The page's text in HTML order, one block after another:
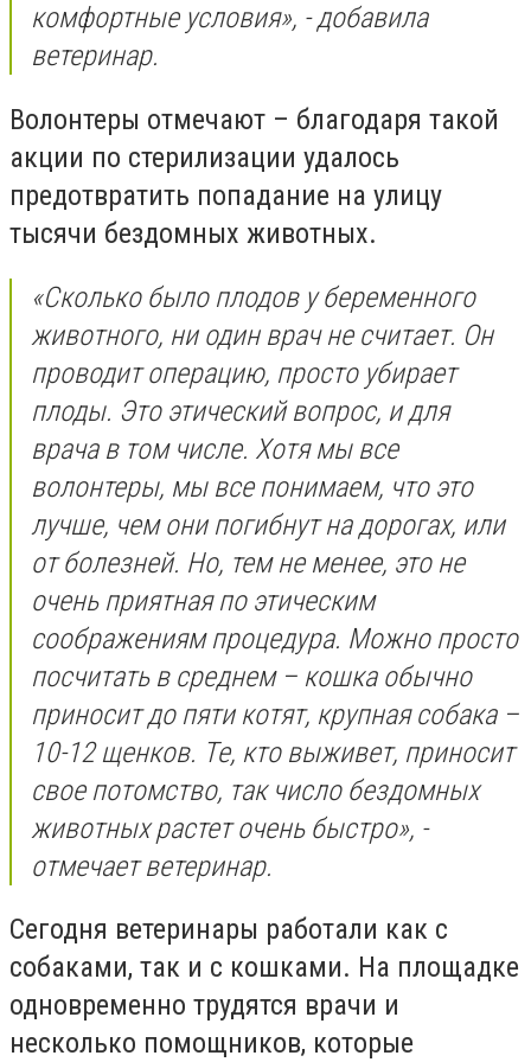
комфортные условия», - добавила
ветеринар.
Волонтеры отмечают – благодаря такой
акции по стерилизации удалось
предотвратить попадание на улицу
тысячи бездомных животных.
«Сколько было плодов у беременного
животного, ни один врач не считает. Он
проводит операцию, просто убирает
плоды. Это этический вопрос, и для
врача в том числе. Хотя мы все
волонтеры, мы все понимаем, что это
лучше, чем они погибнут на дорогах, или
от болезней. Но, тем не менее, это не
очень приятная по этическим
соображениям процедура. Можно просто
посчитать в среднем – кошка обычно
приносит до пяти котят, крупная собака –
10-12 щенков. Те, кто выживет, приносит
свое потомство, так число бездомных
животных растет очень быстро», -
отмечает ветеринар.
Сегодня ветеринары работали как с
собаками, так и с кошками. На площадке
одновременно трудятся врачи и
несколько помощников, которые